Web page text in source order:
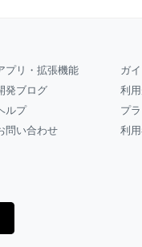
プリ・拡張機能
発ブログ
ルプ
問い合わせ
ガ
利
プ
利